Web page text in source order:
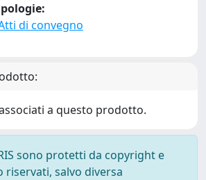
di convegno
a questo prodotto.
sono protetti da copyright e
salvo diversa